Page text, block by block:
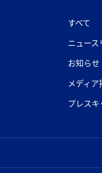
すべて
ニュース
お知らせ
メディア
プレスキ